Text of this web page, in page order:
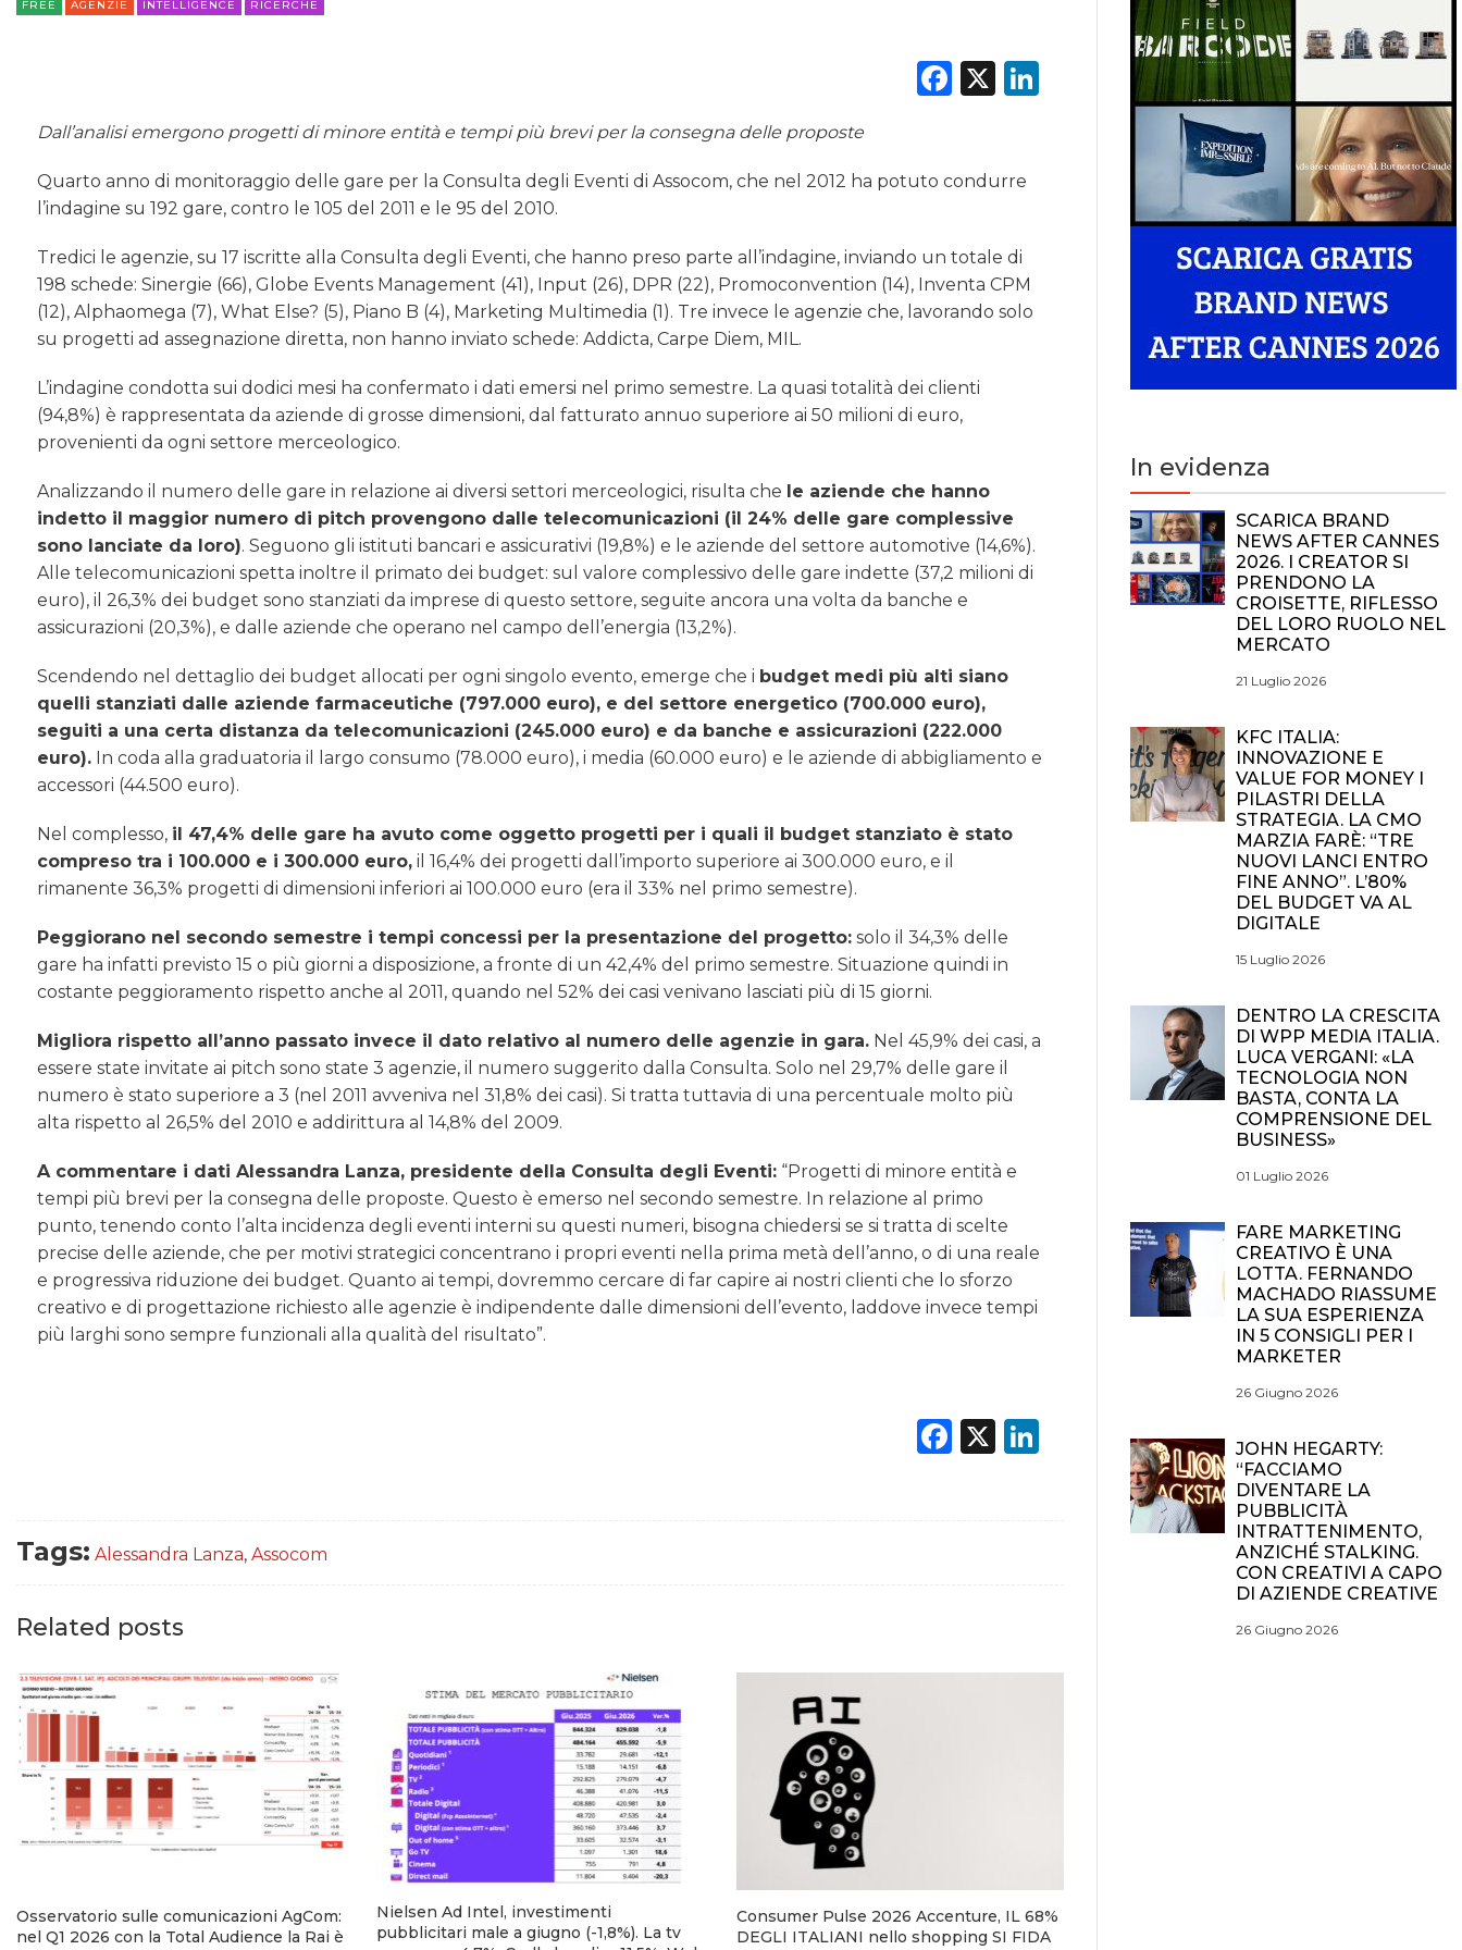
CASE HISTORY
FREE AGENZIE INTELLIGENCE RICERCHE
Facebook
X LinkedIn
Dall’analisi emergono progetti di minore entità e tempi più brevi per la consegna delle proposte
Quarto anno di monitoraggio delle gare per la Consulta degli Eventi di Assocom, che nel 2012 ha potuto condurre
l’indagine su 192 gare, contro le 105 del 2011 e le 95 del 2010.
Tredici le agenzie, su 17 iscritte alla Consulta degli Eventi, che hanno preso parte all’indagine, inviando un totale di
198 schede: Sinergie (66), Globe Events Management (41), Input (26), DPR (22), Promoconvention (14), Inventa CPM
(12), Alphaomega (7), What Else? (5), Piano B (4), Marketing Multimedia (1). Tre invece le agenzie che, lavorando solo
su progetti ad assegnazione diretta, non hanno inviato schede: Addicta, Carpe Diem, MIL.
L’indagine condotta sui dodici mesi ha confermato i dati emersi nel primo semestre. La quasi totalità dei clienti
(94,8%) è rappresentata da aziende di grosse dimensioni, dal fatturato annuo superiore ai 50 milioni di euro,
provenienti da ogni settore merceologico.
Analizzando il numero delle gare in relazione ai diversi settori merceologici, risulta che le aziende che hanno
indetto il maggior numero di pitch provengono dalle telecomunicazioni (il 24% delle gare complessive
sono lanciate da loro). Seguono gli istituti bancari e assicurativi (19,8%) e le aziende del settore automotive (14,6%).
Alle telecomunicazioni spetta inoltre il primato dei budget: sul valore complessivo delle gare indette (37,2 milioni di
euro), il 26,3% dei budget sono stanziati da imprese di questo settore, seguite ancora una volta da banche e
assicurazioni (20,3%), e dalle aziende che operano nel campo dell’energia (13,2%).
Scendendo nel dettaglio dei budget allocati per ogni singolo evento, emerge che i budget medi più alti siano
quelli stanziati dalle aziende farmaceutiche (797.000 euro), e del settore energetico (700.000 euro),
seguiti a una certa distanza da telecomunicazioni (245.000 euro) e da banche e assicurazioni (222.000
euro). In coda alla graduatoria il largo consumo (78.000 euro), i media (60.000 euro) e le aziende di abbigliamento e
accessori (44.500 euro).
Nel complesso, il 47,4% delle gare ha avuto come oggetto progetti per i quali il budget stanziato è stato
compreso tra i 100.000 e i 300.000 euro, il 16,4% dei progetti dall’importo superiore ai 300.000 euro, e il
rimanente 36,3% progetti di dimensioni inferiori ai 100.000 euro (era il 33% nel primo semestre).
Peggiorano nel secondo semestre i tempi concessi per la presentazione del progetto: solo il 34,3% delle
gare ha infatti previsto 15 o più giorni a disposizione, a fronte di un 42,4% del primo semestre. Situazione quindi in
costante peggioramento rispetto anche al 2011, quando nel 52% dei casi venivano lasciati più di 15 giorni.
Migliora rispetto all’anno passato invece il dato relativo al numero delle agenzie in gara. Nel 45,9% dei casi, a
essere state invitate ai pitch sono state 3 agenzie, il numero suggerito dalla Consulta. Solo nel 29,7% delle gare il
numero è stato superiore a 3 (nel 2011 avveniva nel 31,8% dei casi). Si tratta tuttavia di una percentuale molto più
alta rispetto al 26,5% del 2010 e addirittura al 14,8% del 2009.
A commentare i dati Alessandra Lanza, presidente della Consulta degli Eventi: “Progetti di minore entità e
tempi più brevi per la consegna delle proposte. Questo è emerso nel secondo semestre. In relazione al primo
punto, tenendo conto l’alta incidenza degli eventi interni su questi numeri, bisogna chiedersi se si tratta di scelte
precise delle aziende, che per motivi strategici concentrano i propri eventi nella prima metà dell’anno, o di una reale
e progressiva riduzione dei budget. Quanto ai tempi, dovremmo cercare di far capire ai nostri clienti che lo sforzo
creativo e di progettazione richiesto alle agenzie è indipendente dalle dimensioni dell’evento, laddove invece tempi
più larghi sono sempre funzionali alla qualità del risultato”.
Facebook
X LinkedIn
Tags: Alessandra Lanza, Assocom
Related posts
Osservatorio sulle comunicazioni AgCom:
nel Q1 2026 con la Total Audience la Rai è
Nielsen Ad Intel, investimenti
pubblicitari male a giugno (-1,8%). La tv
Consumer Pulse 2026 Accenture, IL 68%
DEGLI ITALIANI nello shopping SI FIDA
In evidenza
SCARICA BRAND
NEWS AFTER CANNES
2026. I CREATOR SI
PRENDONO LA
CROISETTE, RIFLESSO
DEL LORO RUOLO NEL
MERCATO
21 Luglio 2026
KFC ITALIA:
INNOVAZIONE E
VALUE FOR MONEY I
PILASTRI DELLA
STRATEGIA. LA CMO
MARZIA FARÈ: “TRE
NUOVI LANCI ENTRO
FINE ANNO”. L’80%
DEL BUDGET VA AL
DIGITALE
15 Luglio 2026
DENTRO LA CRESCITA
DI WPP MEDIA ITALIA.
LUCA VERGANI: «LA
TECNOLOGIA NON
BASTA, CONTA LA
COMPRENSIONE DEL
BUSINESS»
01 Luglio 2026
FARE MARKETING
CREATIVO È UNA
LOTTA. FERNANDO
MACHADO RIASSUME
LA SUA ESPERIENZA
IN 5 CONSIGLI PER I
MARKETER
26 Giugno 2026
JOHN HEGARTY:
“FACCIAMO
DIVENTARE LA
PUBBLICITÀ
INTRATTENIMENTO,
ANZICHÉ STALKING.
CON CREATIVI A CAPO
DI AZIENDE CREATIVE
26 Giugno 2026